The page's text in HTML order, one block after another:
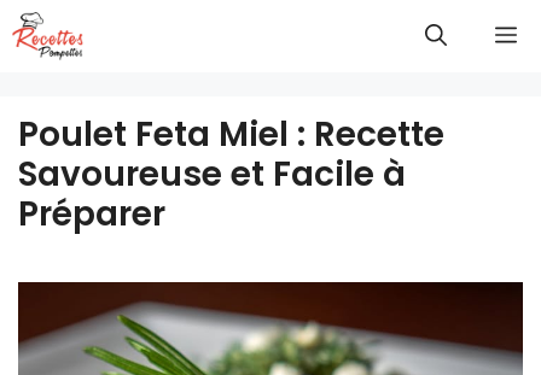
Aller
au
Poulet Feta Miel : Recette
Savoureuse et Facile à
Préparer